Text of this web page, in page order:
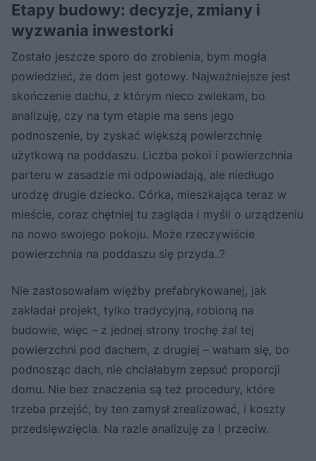
Etapy budowy: decyzje, zmiany i
wyzwania inwestorki
Zostało jeszcze sporo do zrobienia, bym mogła
powiedzieć, że dom jest gotowy. Najważniejsze jest
skończenie dachu, z którym nieco zwlekam, bo
analizuję, czy na tym etapie ma sens jego
podnoszenie, by zyskać większą powierzchnię
użytkową na poddaszu. Liczba pokoi i powierzchnia
parteru w zasadzie mi odpowiadają, ale niedługo
urodzę drugie dziecko. Córka, mieszkająca teraz w
mieście, coraz chętniej tu zagląda i myśli o urządzeniu
na nowo swojego pokoju. Może rzeczywiście
powierzchnia na poddaszu się przyda..?
Nie zastosowałam więźby prefabrykowanej, jak
zakładał projekt, tylko tradycyjną, robioną na
budowie, więc – z jednej strony trochę żal tej
powierzchni pod dachem, z drugiej – waham się, bo
podnosząc dach, nie chciałabym zepsuć proporcji
domu. Nie bez znaczenia są też procedury, które
trzeba przejść, by ten zamysł zrealizować, i koszty
przedsięwzięcia. Na razie analizuję za i przeciw.